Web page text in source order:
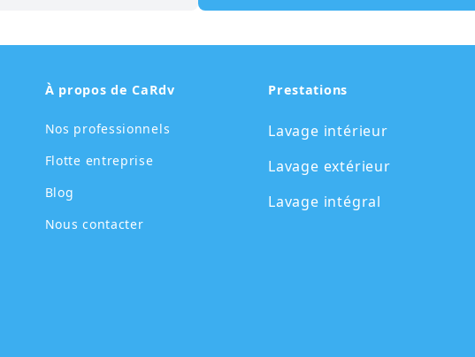
À propos de CaRdv
Nos professionnels
Flotte entreprise
Blog
Nous contacter
Prestations
Lavage intérieur
Lavage extérieur
Lavage intégral